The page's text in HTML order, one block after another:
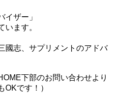
イザー」
います。
國志、サプリメントのアドバ
下部のお問い合わせより
OKです！）